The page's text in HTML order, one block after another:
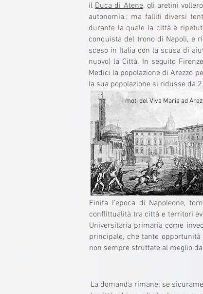
ilDuca di Atene, gli aretini
autonomia.; ma falliti diversi
durante la quale la città è
conquista del trono di Napoli, e
sceso in Italia con la scusa di
nuovo) la Città. In seguito
Medici la popolazione di Arezzo
la sua popolazione si ridusse da
i moti del Viva Maria ad
Finita l’epoca di Napoleone,
conflittualità tra città e territori
Universitaria primaria come
principale, che tante
non sempre sfruttate al meglio
La domanda rimane: se